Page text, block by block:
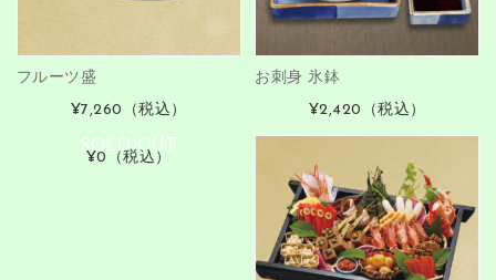
フルーツ盛
¥7,260
（税込）
お刺身 氷鉢
¥2,420
（税込）
SOLD OUT
¥0 （税込）